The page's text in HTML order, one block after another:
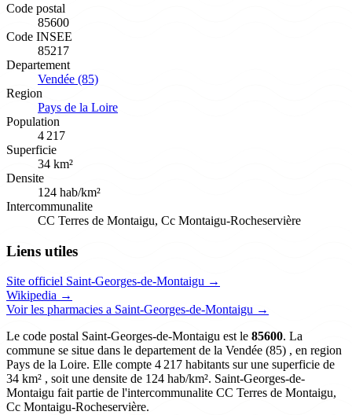
Code postal
85600
Code INSEE
85217
Departement
Vendée (85)
Region
Pays de la Loire
Population
4 217
Superficie
34 km²
Densite
124 hab/km²
Intercommunalite
CC Terres de Montaigu, Cc Montaigu-Rocheservière
Liens utiles
Site officiel Saint-Georges-de-Montaigu →
Wikipedia →
Voir les pharmacies a Saint-Georges-de-Montaigu →
Le code postal Saint-Georges-de-Montaigu est le 85600. La
commune se situe dans le departement de la Vendée (85) , en region
Pays de la Loire. Elle compte 4 217 habitants sur une superficie de
34 km² , soit une densite de 124 hab/km². Saint-Georges-de-
Montaigu fait partie de l'intercommunalite CC Terres de Montaigu,
Cc Montaigu-Rocheservière.